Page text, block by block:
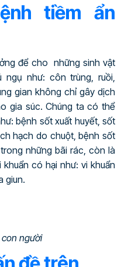
tiềm ẩn
để cho những sinh vật
ngụ như: côn trùng, ruồi,
gian không chỉ gây dịch
gia súc. Chúng ta có thể
bệnh sốt xuất huyết, sốt
hạch do chuột, bệnh sốt
những bãi rác, còn là
có hại như: vi khuẩn
giun.
con người